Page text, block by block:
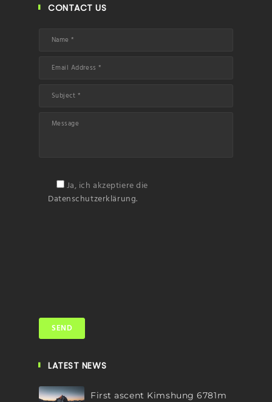
CONTACT US
Ja, ich akzeptiere die
Datenschutzerklärung.
LATEST NEWS
First ascent Kimshung 6781m